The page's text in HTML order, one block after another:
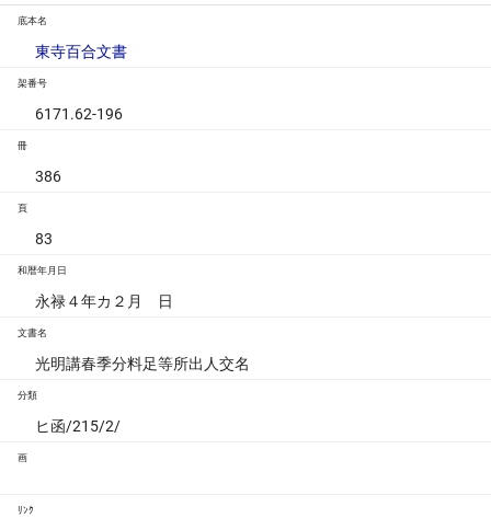
底本名
東寺百合文書
架番号
6171.62-196
冊
386
頁
83
和暦年月日
永禄４年カ２月 日
文書名
光明講春季分料足等所出人交名
分類
ヒ函/215/2/
画
ﾘﾝｸ